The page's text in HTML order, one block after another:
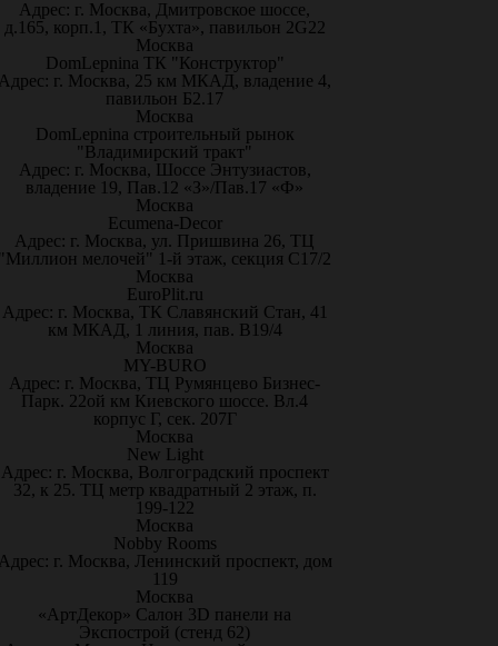
Адрес: г. Москва, Дмитровское шоссе,
д.165, корп.1, ТК «Бухта», павильон 2G22
Москва
DomLepnina ТК "Конструктор"
г. Москва, 25 км МКАД, владение 4,
павильон Б2.17
Москва
DomLepnina строительный рынок
"Владимирский тракт"
Адрес: г. Москва, Шоссе Энтузиастов,
владение 19, Пав.12 «З»/Пав.17 «Ф»
Москва
Ecumena-Decor
Адрес: г. Москва, ул. Пришвина 26, ТЦ
мелочей" 1-й этаж, секция С17/2
Москва
EuroPlit.ru
Адрес: г. Москва, ТК Славянский Стан, 41
км МКАД, 1 линия, пав. В19/4
Москва
MY-BURO
Адрес: г. Москва, ТЦ Румянцево Бизнес-
Парк. 22ой км Киевского шоссе. Вл.4
корпус Г, сек. 207Г
Москва
New Light
Адрес: г. Москва, Волгоградский проспект
32, к 25. ТЦ метр квадратный 2 этаж, п.
199-122
Москва
Nobby Rooms
г. Москва, Ленинский проспект, дом
119
Москва
«АртДекор» Салон 3D панели на
Экспострой (стенд 62)